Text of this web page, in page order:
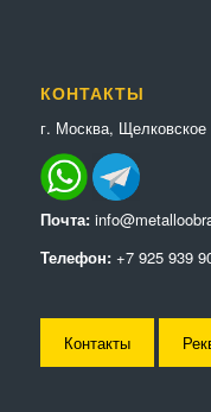
КОНТАКТЫ
г. Москва,
Почта:
Телефон: +7 925 939
Контакты